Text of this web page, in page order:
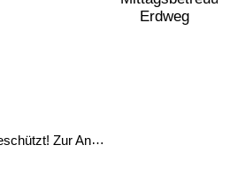
eingeschaltet sein.